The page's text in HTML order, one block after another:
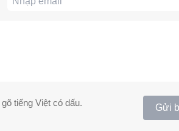
tiếng Việt có dấu. Gửi